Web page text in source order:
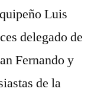
Luis
delegado de
Fernando y
de la